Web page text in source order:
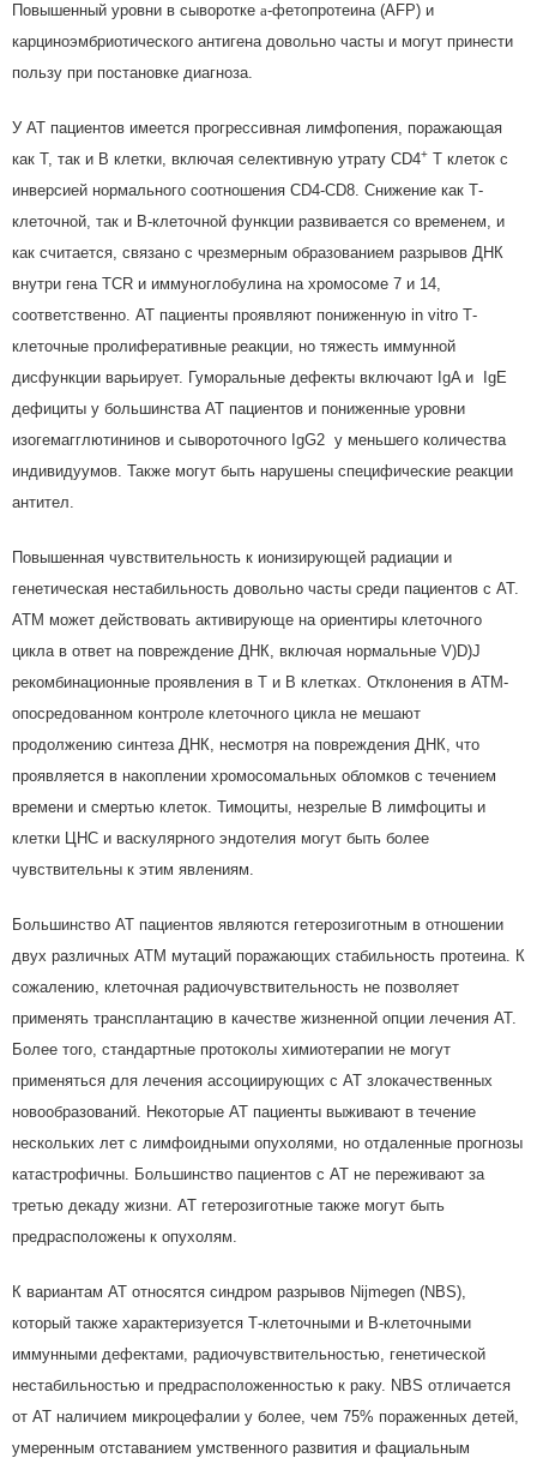
Повышенный уровни в сыворотке a-фетопротеина (AFP) и
карциноэмбриотического антигена довольно часты и могут принести
пользу при постановке диагноза.
У АТ пациентов имеется прогрессивная лимфопения, поражающая
как Т, так и В клетки, включая селективную утрату CD4+ T клеток с
инверсией нормального соотношения CD4-CD8. Снижение как Т-
клеточной, так и В-клеточной функции развивается со временем, и
как считается, связано с чрезмерным образованием разрывов ДНК
внутри гена TCR и иммуноглобулина на хромосоме 7 и 14,
соответственно. АТ пациенты проявляют пониженную in vitro Т-
клеточные пролиферативные реакции, но тяжесть иммунной
дисфункции варьирует. Гуморальные дефекты включают IgA и IgE
дефициты у большинства АТ пациентов и пониженные уровни
изогемагглютининов и сывороточного IgG2 у меньшего количества
индивидуумов. Также могут быть нарушены специфические реакции
антител.
Повышенная чувствительность к ионизирующей радиации и
генетическая нестабильность довольно часты среди пациентов с АТ.
АТМ может действовать активирующе на ориентиры клеточного
цикла в ответ на повреждение ДНК, включая нормальные V)D)J
рекомбинационные проявления в Т и В клетках. Отклонения в АТМ-
опосредованном контроле клеточного цикла не мешают
продолжению синтеза ДНК, несмотря на повреждения ДНК, что
проявляется в накоплении хромосомальных обломков с течением
времени и смертью клеток. Тимоциты, незрелые В лимфоциты и
клетки ЦНС и васкулярного эндотелия могут быть более
чувствительны к этим явлениям.
Большинство АТ пациентов являются гетерозиготным в отношении
двух различных АТМ мутаций поражающих стабильность протеина. К
сожалению, клеточная радиочувствительность не позволяет
применять трансплантацию в качестве жизненной опции лечения АТ.
Более того, стандартные протоколы химиотерапии не могут
применяться для лечения ассоциирующих с АТ злокачественных
новообразований. Некоторые АТ пациенты выживают в течение
нескольких лет с лимфоидными опухолями, но отдаленные прогнозы
катастрофичны. Большинство пациентов с АТ не переживают за
третью декаду жизни. АТ гетерозиготные также могут быть
предрасположены к опухолям.
К вариантам АТ относятся синдром разрывов Nijmegen (NBS),
который также характеризуется Т-клеточными и В-клеточными
иммунными дефектами, радиочувствительностью, генетической
нестабильностью и предрасположенностью к раку. NBS отличается
от АТ наличием микроцефалии у более, чем 75% пораженных детей,
умеренным отставанием умственного развития и фациальным